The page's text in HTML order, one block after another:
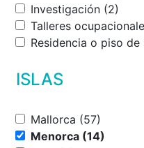
Investigación (2)
ISLAS
Mallorca (57)
Menorca (14)